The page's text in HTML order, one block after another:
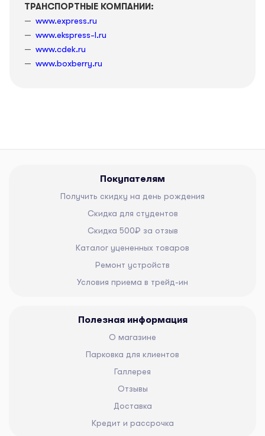
ТРАНСПОРТНЫЕ КОМПАНИИ:
www.express.ru
www.ekspress-l.ru
www.cdek.ru
www.boxberry.ru
Покупателям
Получить скидку на день рождения
Скидка для студентов
Скидка 500₽ за отзыв
Каталог уцененных товаров
Ремонт устройств
Условия приема в трейд-ин
Полезная информация
О магазине
Парковка для клиентов
Галлерея
Отзывы
Доставка
Кредит и рассрочка